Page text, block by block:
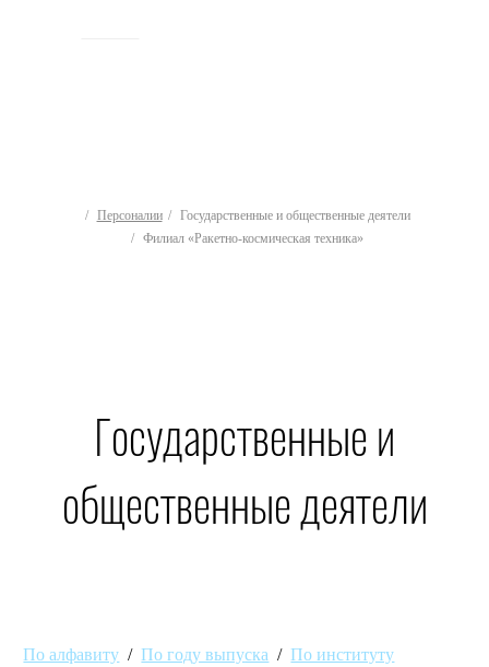
Персоналии
Государственные и общественные деятели
Филиал «Ракетно-космическая техника»
Государственные и
общественные деятели
По алфавиту /По году выпуска /По институту